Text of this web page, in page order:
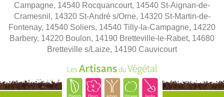
Campagne, 14540 Rocquancourt, 14540 St-Aignan-de-
Cramesnil, 14320 St-André s/Orne, 14320 St-Martin-de-
Fontenay, 14540 Soliers, 14540 Tilly-la-Campagne, 14220
Barbery, 14220 Boulon, 14190 Bretteville-le-Rabet, 14680
Bretteville s/Laize, 14190 Cauvicourt